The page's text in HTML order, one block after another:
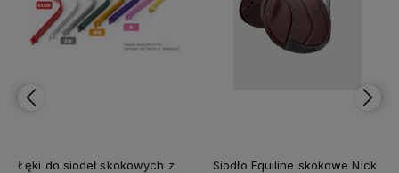
Siodło Equiline skokowe Nick
Siodło K&M Competition